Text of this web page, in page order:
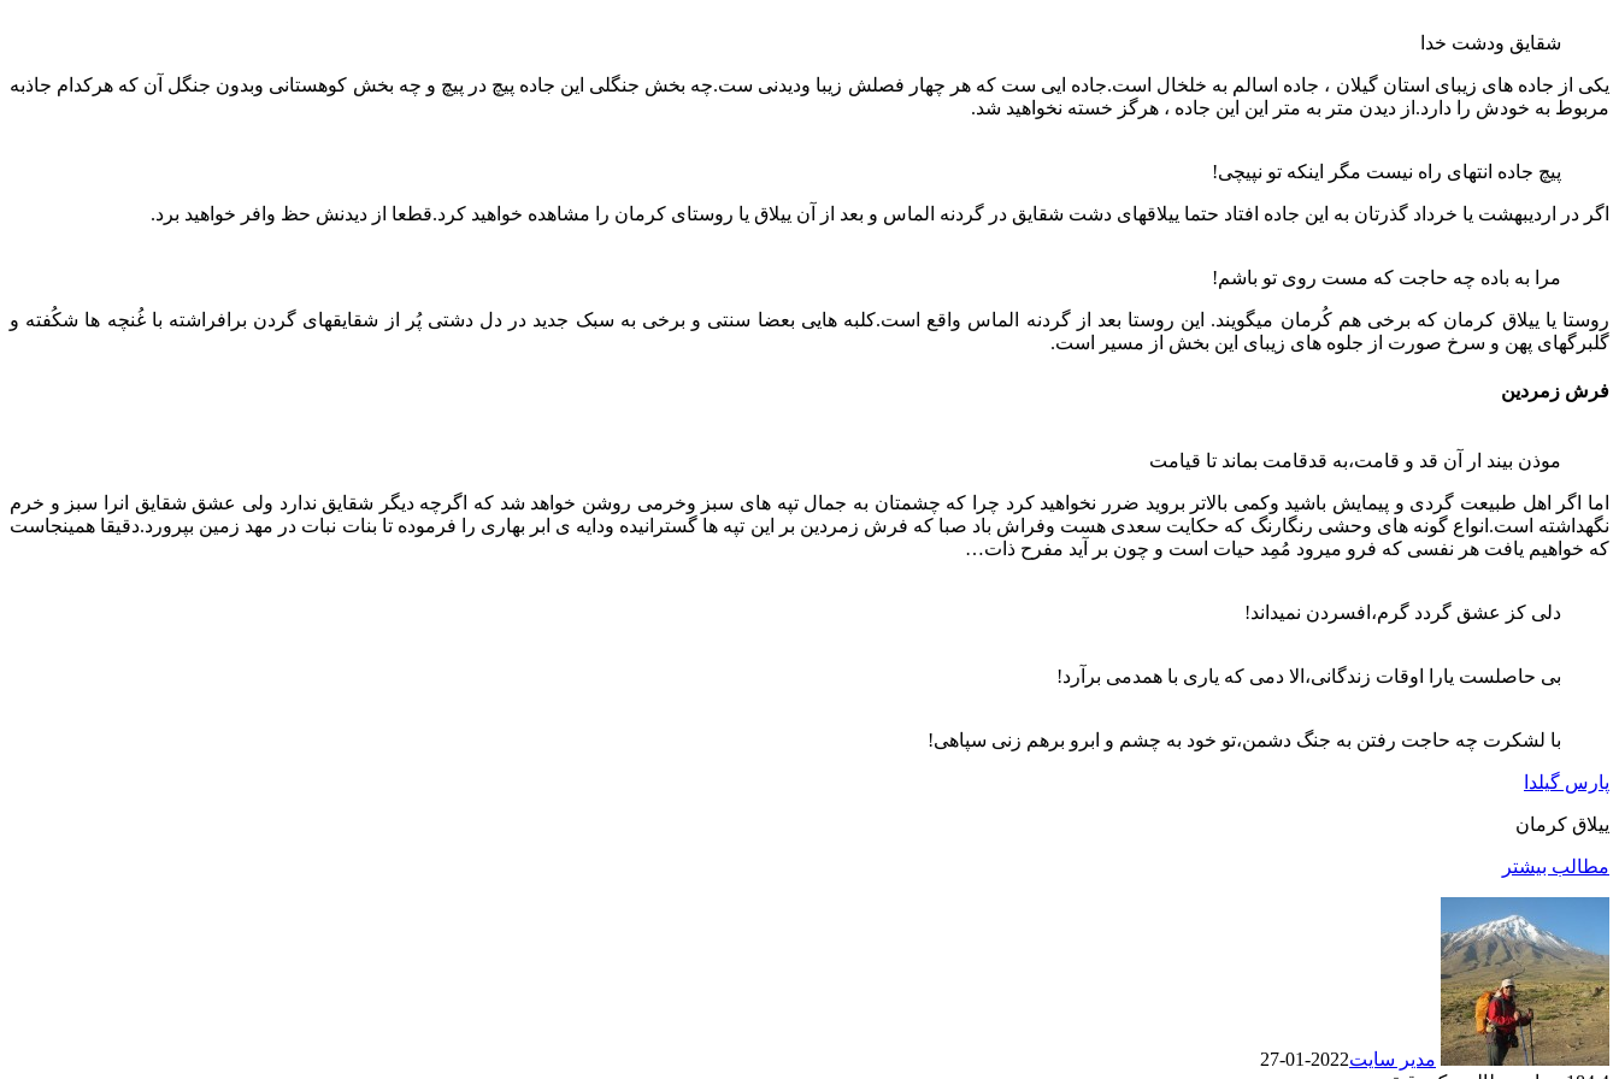
شقایق ودشت خدا
یکی از جاده های زیبای استان گیلان ، جاده اسالم به خلخال است.جاده ایی ست که هر چهار فصلش زیبا ودیدنی ست.چه بخش جنگلی این جاده پیچ در پیچ و چه بخش کوهستانی وبدون جنگل آن که هرکدام جاذبه
مربوط به خودش را دارد.از دیدن متر به متر این این جاده ، هرگز خسته نخواهید شد.
پیچ جاده انتهای راه نیست مگر اینکه تو نپیچی!
اگر در اردیبهشت یا خرداد گذرتان به این جاده افتاد حتما ییلاقهای دشت شقایق در گردنه الماس و بعد از آن ییلاق یا روستای کرمان را مشاهده خواهید کرد.قطعا از دیدنش حظ وافر خواهید برد.
مرا به باده چه حاجت که مست روی تو باشم!
روستا یا ییلاق کرمان که برخی هم کُرمان میگویند. این روستا بعد از گردنه الماس واقع است.کلبه هایی بعضا سنتی و برخی به سبک جدید در دل دشتی پُر از شقایقهای گردن برافراشته با غُنچه ها شکُفته و
گلبرگهای پهن و سرخ صورت از جلوه های زیبای این بخش از مسیر است.
فرش زمردین
موذن بیند ار آن قد و قامت،به قدقامت بماند تا قیامت
اما اگر اهل طبیعت گردی و پیمایش باشید وکمی بالاتر بروید ضرر نخواهید کرد چرا که چشمتان به جمال تپه های سبز وخرمی روشن خواهد شد که اگرچه دیگر شقایق ندارد ولی عشق شقایق انرا سبز و خرم
نگهداشته است.انواع گونه های وحشی رنگارنگ که حکایت سعدی هست وفراش باد صبا که فرش زمردین بر این تپه ها گسترانیده ودایه ی ابر بهاری را فرموده تا بنات نبات در مهد زمین بپرورد.دقیقا همینجاست
که خواهیم یافت هر نفسی که فرو میرود مُمِد حیات است و چون بر آید مفرح ذات…
دلی کز عشق گردد گرم،افسردن نمیداند!
بی حاصلست یارا اوقات زندگانی،الا دمی که یاری با همدمی برآرد!
با لشکرت چه حاجت رفتن به جنگ دشمن،تو خود به چشم و ابرو برهم زنی سپاهی!
پارس گیلدا
ییلاق کرمان
مطالب بیشتر
مدیر سایت2022-01-27